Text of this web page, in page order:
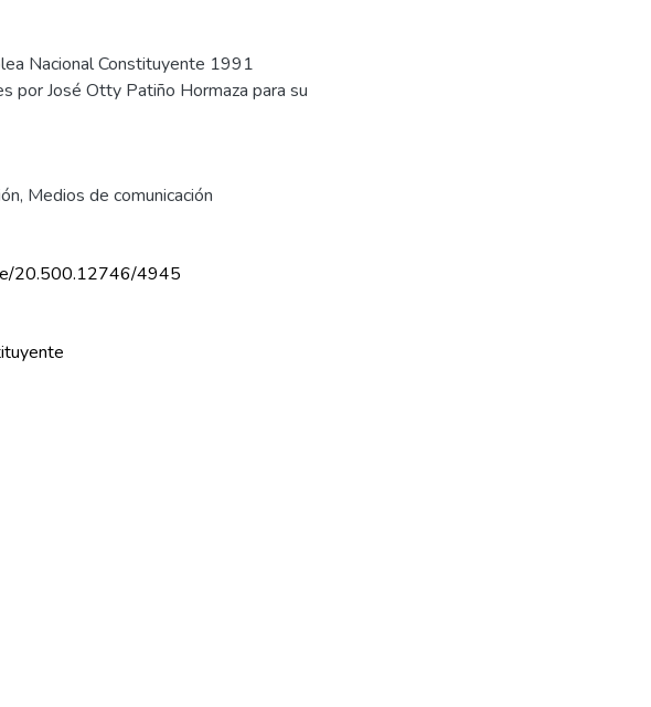
Nacional Constituyente 1991
por José Otty Patiño Hormaza para su
, Medios de comunicación
20.500.12746/4945